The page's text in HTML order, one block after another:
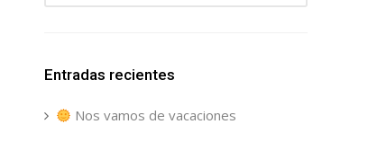
Entradas recientes
Nos vamos de vacaciones